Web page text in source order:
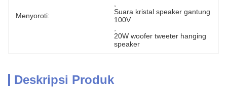
Menyoroti:
Suara kristal speaker gantung
100V
20W woofer tweeter hanging
speaker
Deskripsi Produk